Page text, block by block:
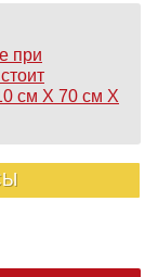
при
см Х 70 см Х